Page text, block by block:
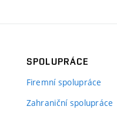
SPOLUPRÁCE
Firemní spolupráce
Zahraniční spolupráce